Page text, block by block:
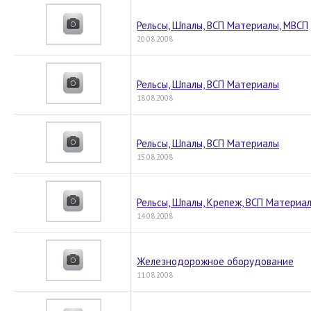
Рельсы, Шпалы, ВСП Материалы, МВСП
20.08.2008
Рельсы, Шпалы, ВСП Материалы
18.08.2008
Рельсы, Шпалы, ВСП Материалы
15.08.2008
Рельсы, Шпалы, Крепеж, ВСП
14.08.2008
Железнодорожное оборудование
11.08.2008